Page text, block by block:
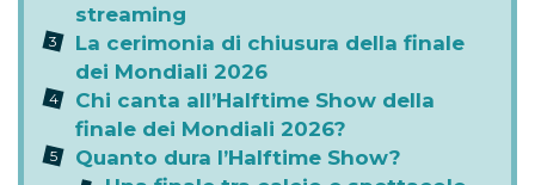
streaming
La cerimonia di chiusura della finale
dei Mondiali 2026
Chi canta all’Halftime Show della
finale dei Mondiali 2026?
Quanto dura l’Halftime Show?